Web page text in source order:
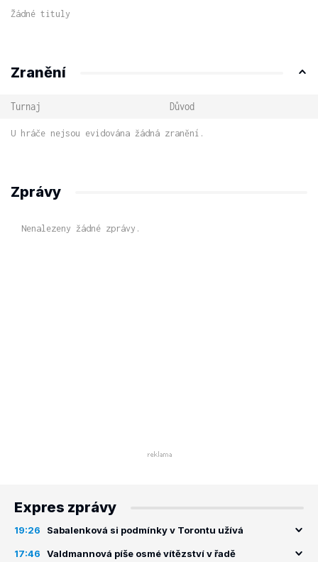
Žádné tituly
Zranění
Turnaj Důvod
U hráče nejsou evidována žádná zranění.
Zprávy
Nenalezeny žádné zprávy.
Expres zprávy
19:26 Sabalenková si podmínky v Torontu užívá
17:46 Valdmannová píše osmé vítězství v řadě